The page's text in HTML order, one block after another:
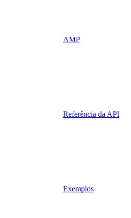
AMP
Referência da API
Exemplos